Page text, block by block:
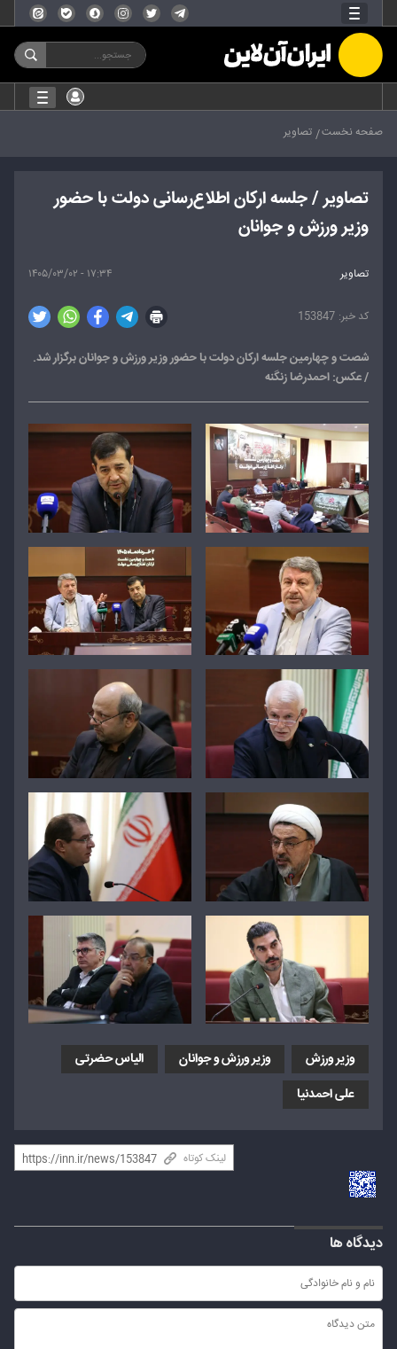
صفحه نخست تصاویر
تصاویر / جلسه ارکان اطلاع‌رسانی دولت با حضور
وزیر ورزش و جوانان
تصاویر ۱۷:۳۴ - ۱۴۰۵/۰۳/۰۲
153847
شصت و چهارمین جلسه ارکان دولت با حضور وزیر ورزش و جوانان برگزار شد.
/ عکس: احمدرضا زنگنه
وزیر ورزش وزیر ورزش و جوانان
الیاس حضرتی
علی احمدنیا
لینک کوتاه
دیدگاه ها